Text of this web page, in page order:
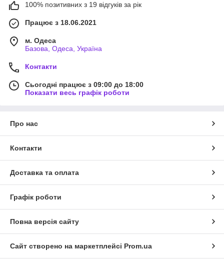
100% позитивних з 19 відгуків за рік
Працює з 18.06.2021
м. Одеса
Базова, Одеса, Україна
Контакти
Сьогодні працює з 09:00 до 18:00
Показати весь графік роботи
Про нас
Контакти
Доставка та оплата
Графік роботи
Повна версія сайту
Сайт створено на маркетплейсі Prom.ua